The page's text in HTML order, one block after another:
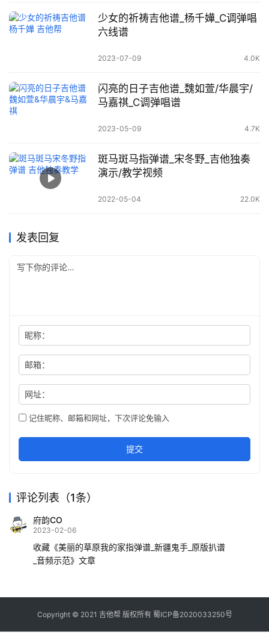
少女的祈祷吉他谱_杨千嬅_C调弹唱
六线谱
2023-07-09 4.0K
闪亮的日子吉他谱_魏如萱/华晨宇/
马嘉祺_C调弹唱谱
2023-05-09 4.7K
斑马斑马指弹谱_宋冬野_吉他独奏
演示/教学视频
2022-05-04 22.0K
发表回复
昵称：
邮箱：
网址：
记住昵称、邮箱和网址，下次评论免输入
提交
评论列表（1条）
府韵CO
2023-02-06
收藏《美丽的草原我的家指弹谱_新疆鬼手_原版扒谱
_音频示范》文章
Copyright © 2021 吉他帮 版权所有 蜀ICP备2020033250号